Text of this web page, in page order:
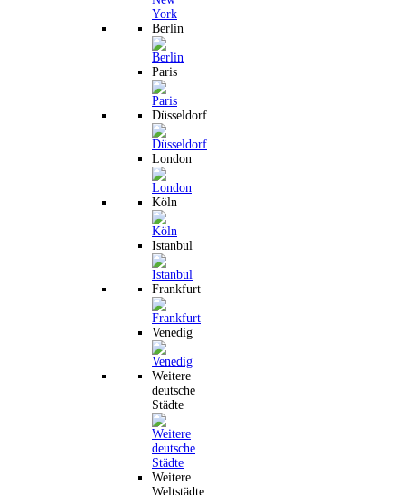
Berlin
Paris
Düsseldorf
London
Köln
Istanbul
Frankfurt
Venedig
Weitere
deutsche
Städte
Weitere
Weltstädte